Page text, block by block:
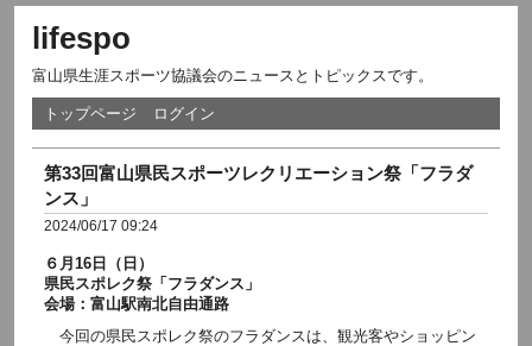
lifespo
富山県生涯スポーツ協議会のニュースとトピックスです。
トップページ ログイン
第33回富山県民スポーツレクリエーション祭「フラダ
ンス」
2024/06/17 09:24
６月16日（日）
県民スポレク祭「フラダンス」
会場：富山駅南北自由通路
今回の県民スポレク祭のフラダンスは、観光客やショッピン